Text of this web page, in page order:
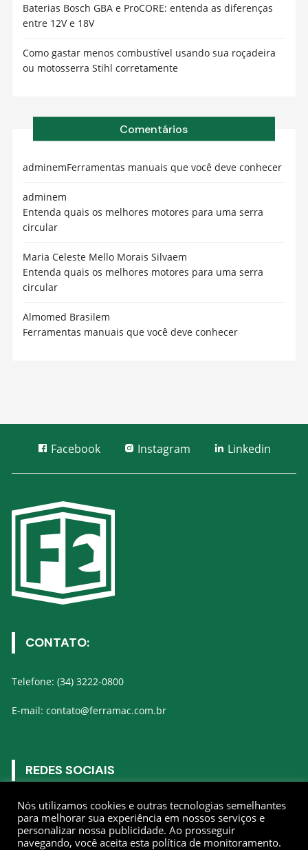
Baterias Bosch GBA e ProCORE: entenda as diferenças
entre 12V e 18V
Como gastar menos combustível usando sua roçadeira
ou motosserra Stihl corretamente
Comentários
adminemFerramentas manuais que você deve conhecer
adminem
Entenda quais os melhores motores para uma serra
circular
Maria Celeste Mello Morais Silvaem
Entenda quais os melhores motores para uma serra
circular
Almomed Brasilem
Ferramentas manuais que você deve conhecer
Facebook Instagram Linkedin
CONTATO:
Telefone: (34) 3222-0800
E-mail: contato@ferramac.com.br
REDES SOCIAIS
Gostar
Nós utilizamos cookies e outras tecnologias semelhantes
para melhorar sua experiência em nossos serviços e
personalizar nossa publicidade. Ao prosseguir
navegando, você aceita esta política de monitoramento.